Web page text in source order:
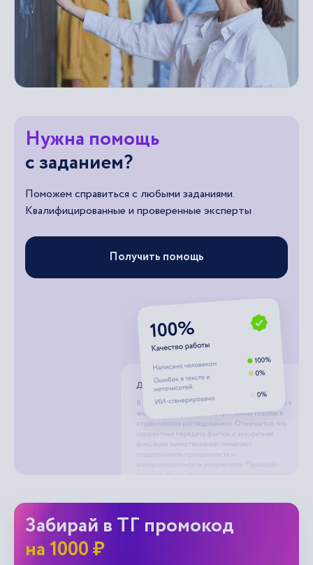
Нужна помощь
с заданием?
Поможем справиться с любыми заданиями.
Квалифицированные и проверенные эксперты
Получить помощь
Забирай в ТГ промокод
на 1000 ₽